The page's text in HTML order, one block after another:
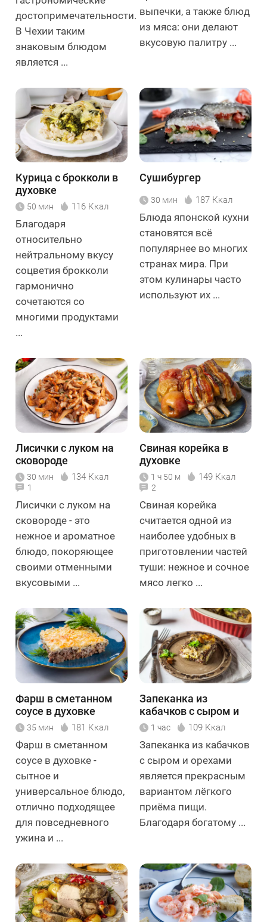
достопримечательности.
В Чехии таким
знаковым блюдом
является ...
выпечки, а также блюд
из мяса: они делают
вкусовую палитру ...
Курица с брокколи в
духовке
50 мин 116 Ккал
Благодаря
относительно
нейтральному вкусу
соцветия брокколи
гармонично
сочетаются со
многими продуктами
...
Сушибургер
30 мин 187 Ккал
Блюда японской кухни
становятся всё
популярнее во многих
странах мира. При
этом кулинары часто
используют их ...
Лисички с луком на
сковороде
30 мин 134 Ккал
1
Лисички с луком на
сковороде - это
нежное и ароматное
блюдо, покоряющее
своими отменными
вкусовыми ...
Свиная корейка в
духовке
1 ч 50 м 149 Ккал
2
Свиная корейка
считается одной из
наиболее удобных в
приготовлении частей
туши: нежное и сочное
мясо легко ...
Фарш в сметанном
соусе в духовке
35 мин 181 Ккал
Фарш в сметанном
соусе в духовке -
сытное и
универсальное блюдо,
отлично подходящее
для повседневного
ужина и ...
Запеканка из
кабачков с сыром и
орехами
1 час 109 Ккал
Запеканка из кабачков
с сыром и орехами
является прекрасным
вариантом лёгкого
приёма пищи.
Благодаря богатому ...